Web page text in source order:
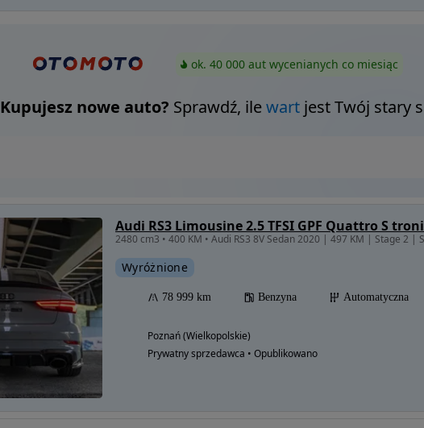
ok. 40 000 aut wycenianych co miesiąc
Kupujesz nowe auto? Sprawdź, ilewartjest Twój stary
Audi RS3 Limousine 2.5 TFSI GPF Quattro S
Wyróżnione
78 999 km Benzyna Automatyczna
Poznań (Wielkopolskie)
Prywatny sprzedawca • Opublikowano